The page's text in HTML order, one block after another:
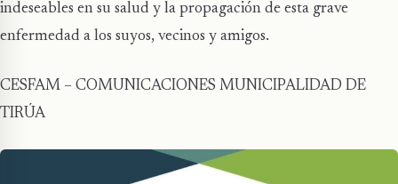
indeseables en su salud y la propagación de esta grave
enfermedad a los suyos, vecinos y amigos.
CESFAM – COMUNICACIONES MUNICIPALIDAD DE
TIRÚA